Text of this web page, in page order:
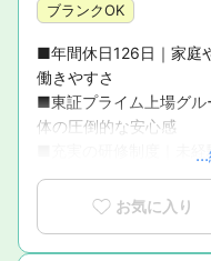
ブランクOK
■年間休日126日｜家庭
働きやすさ
■東証プライム上場グル
体の圧倒的な安心感
■充実の研修制度｜未
徹底サポート
■育休復帰率100％！｜
厚いサポート体制
■新卒3年定着率95.5％
お気に入り